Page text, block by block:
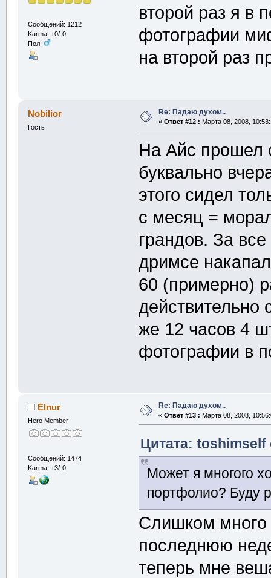
Сообщений: 1212
Karma: +0/-0
Пол:
второй раз я в
фотографии
на второй раз
Nobilior
Гость
Re: Падаю духом..
« Ответ #12 : Марта 08, 2008,
На Айс прошел
буквально
этого сидел
с месяц =
грандов. За
дримсе
60 (примерно)
действительно
же 12 часов 4
фотографии в
Elnur
Hero Member
Сообщений: 1474
Karma: +3/-0
Re: Падаю духом..
« Ответ #13 : Марта 08, 2008,
Цитата: toshimself
Может я многого
портфолио? Буду
Слишком много
последнюю
теперь мне